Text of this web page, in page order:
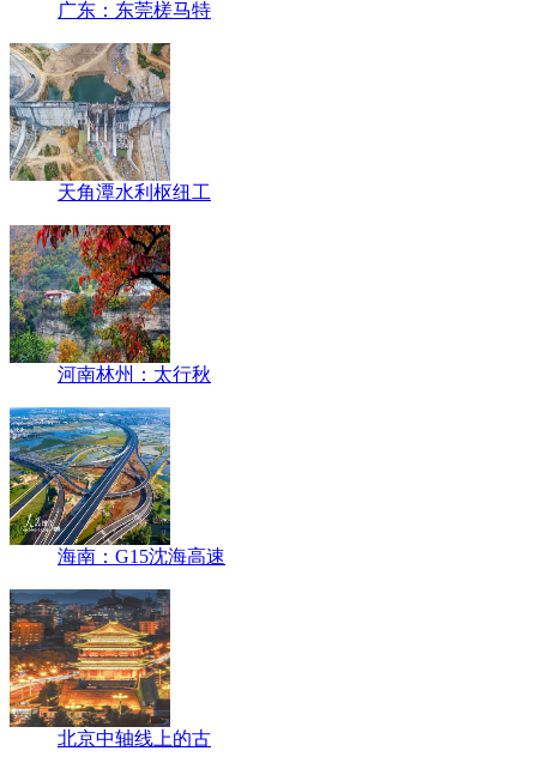
广东：东莞槎马特
天角潭水利枢纽工
河南林州：太行秋
海南：G15沈海高速
北京中轴线上的古